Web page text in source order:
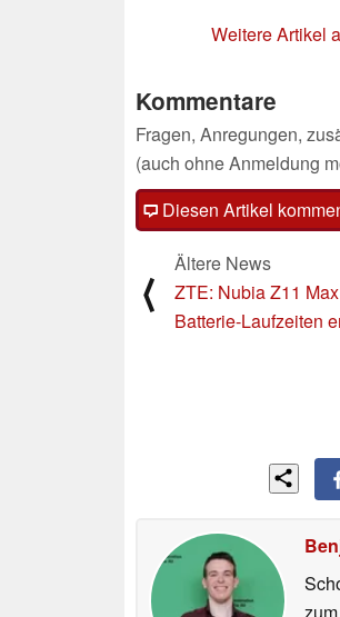
Weitere Artikel
Kommentare
Fragen, Anregungen,
(auch ohne Anmeldung
Diesen Artikel
⟨
Ältere News
ZTE: Nubia Z11
Batterie-Laufzeiten